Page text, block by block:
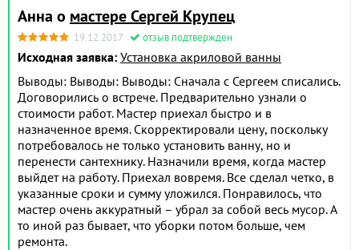
Анна о мастере Сергей Крупец
19.12.2017 отзыв подтвержден
Исходная заявка: Установка акриловой ванны
Выводы: Выводы: Выводы: Сначала с Сергеем списались.
Договорились о встрече. Предварительно узнали о
стоимости работ. Мастер приехал быстро и в
назначенное время. Скорректировали цену, поскольку
потребовалось не только установить ванну, но и
перенести сантехнику. Назначили время, когда мастер
выйдет на работу. Приехал вовремя. Все сделал четко, в
указанные сроки и сумму уложился. Понравилось, что
мастер очень аккуратный – убрал за собой весь мусор. А
то иной раз бывает, что уборки потом больше, чем
ремонта.